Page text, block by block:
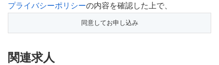
こ
フ
ー
プライバシーポリシーの内容を確認した上で、
関連求人